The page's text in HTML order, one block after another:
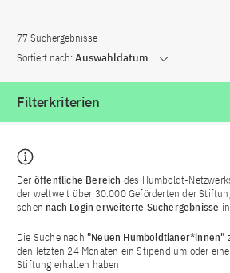
77 Suchergebnisse
Sortiert nach: Auswahldatum
Filterkriterien
Der öffentliche Bereich des Humboldt-
der weltweit über 30.000 Geförderten der
sehen nach Login erweiterte Suchergebnisse
Die Suche nach "Neuen Humboldtianer*innen"
den letzten 24 Monaten ein Stipendium oder
Stiftung erhalten haben.